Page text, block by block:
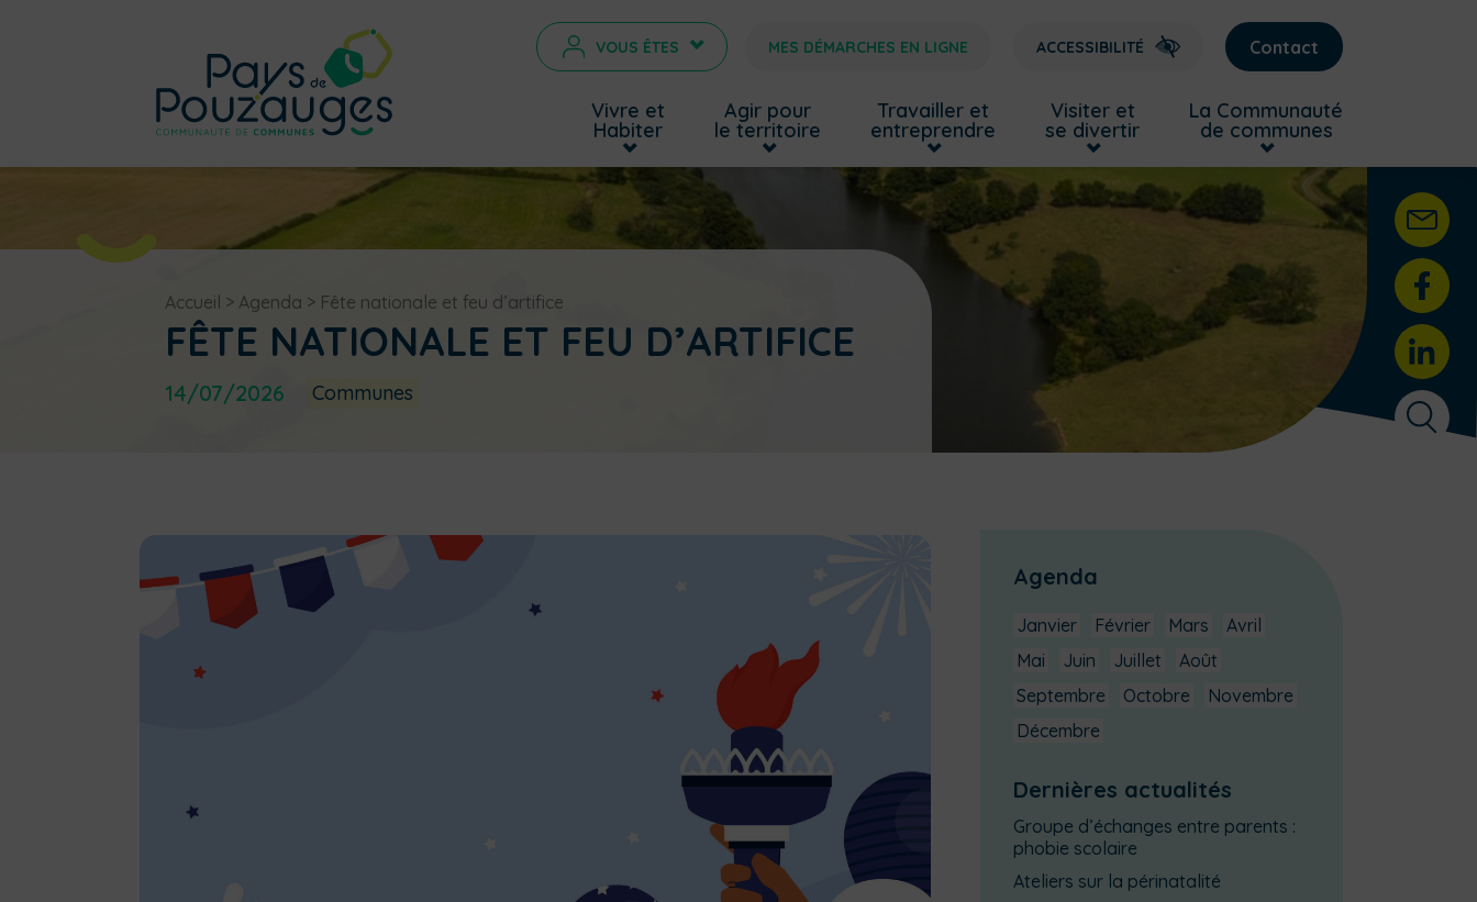
VOUS ÊTES > MES DÉMARCHES EN LIGNE ACCESSIBILITÉ Contact
Vivre et
Habiter
Agir pour
le territoire
Travailler et
entreprendre
Visiter et
se divertir
La Communauté
de communes
Accueil > Agenda > Fête nationale et feu d’artifice
FÊTE NATIONALE ET FEU D’ARTIFICE
14/07/2026 Communes
Agenda
Janvier Février Mars
Avril
Mai
Juin Juillet
Août
Septembre
Octobre
Novembre
Décembre
Dernières actualités
Groupe d’échanges entre parents :
phobie scolaire
Ateliers sur la périnatalité